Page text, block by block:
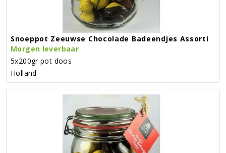
Snoeppot Zeeuwse Chocolade Badeendjes Assorti
Morgen leverbaar
5x200gr pot doos
Holland